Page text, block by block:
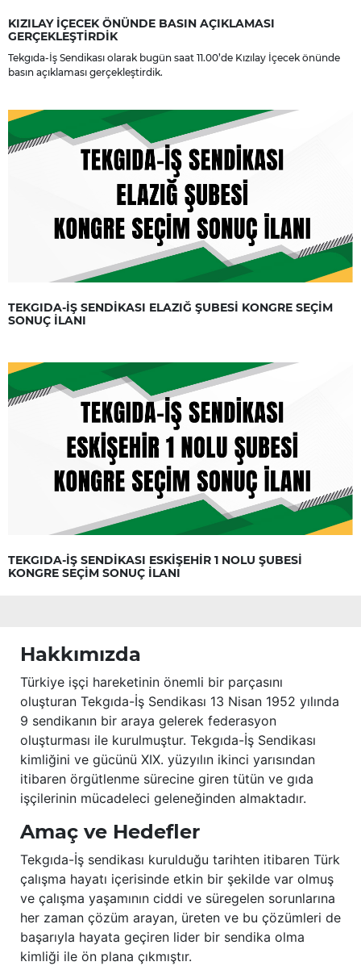
KIZILAY İÇECEK ÖNÜNDE BASIN AÇIKLAMASI
GERÇEKLEŞTİRDİK
Tekgıda-İş Sendikası olarak bugün saat 11.00’de Kızılay İçecek önünde
basın açıklaması gerçekleştirdik.
TEKGIDA-İŞ SENDİKASI ELAZIĞ ŞUBESİ KONGRE SEÇİM
SONUÇ İLANI
TEKGIDA-İŞ SENDİKASI ESKİŞEHİR 1 NOLU ŞUBESİ
KONGRE SEÇİM SONUÇ İLANI
Hakkımızda
Türkiye işçi hareketinin önemli bir parçasını
oluşturan Tekgıda-İş Sendikası 13 Nisan 1952 yılında
9 sendikanın bir araya gelerek federasyon
oluşturması ile kurulmuştur. Tekgıda-İş Sendikası
kimliğini ve gücünü XIX. yüzyılın ikinci yarısından
itibaren örgütlenme sürecine giren tütün ve gıda
işçilerinin mücadeleci geleneğinden almaktadır.
Amaç ve Hedefler
Tekgıda-İş sendikası kurulduğu tarihten itibaren Türk
çalışma hayatı içerisinde etkin bir şekilde var olmuş
ve çalışma yaşamının ciddi ve süregelen sorunlarına
her zaman çözüm arayan, üreten ve bu çözümleri de
başarıyla hayata geçiren lider bir sendika olma
kimliği ile ön plana çıkmıştır.